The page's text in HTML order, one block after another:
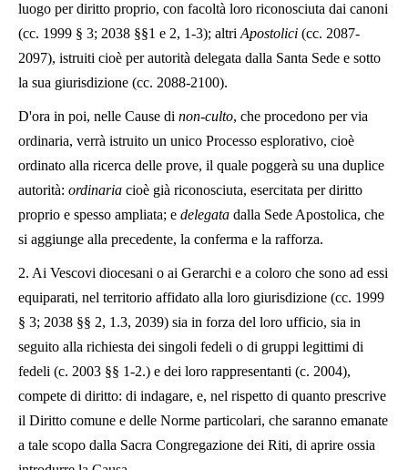
luogo per diritto proprio, con facoltà loro riconosciuta dai canoni
(cc. 1999 § 3; 2038 §§1 e 2, 1-3); altri Apostolici (cc. 2087-
2097), istruiti cioè per autorità delegata dalla Santa Sede e sotto
la sua giurisdizione (cc. 2088-2100).
D'ora in poi, nelle Cause di non-culto, che procedono per via
ordinaria, verrà istruito un unico Processo esplorativo, cioè
ordinato alla ricerca delle prove, il quale poggerà su una duplice
autorità: ordinaria cioè già riconosciuta, esercitata per diritto
proprio e spesso ampliata; e delegata dalla Sede Apostolica, che
si aggiunge alla precedente, la conferma e la rafforza.
2. Ai Vescovi diocesani o ai Gerarchi e a coloro che sono ad essi
equiparati, nel territorio affidato alla loro giurisdizione (cc. 1999
§ 3; 2038 §§ 2, 1.3, 2039) sia in forza del loro ufficio, sia in
seguito alla richiesta dei singoli fedeli o di gruppi legittimi di
fedeli (c. 2003 §§ 1-2.) e dei loro rappresentanti (c. 2004),
compete di diritto: di indagare, e, nel rispetto di quanto prescrive
il Diritto comune e delle Norme particolari, che saranno emanate
a tale scopo dalla Sacra Congregazione dei Riti, di aprire ossia